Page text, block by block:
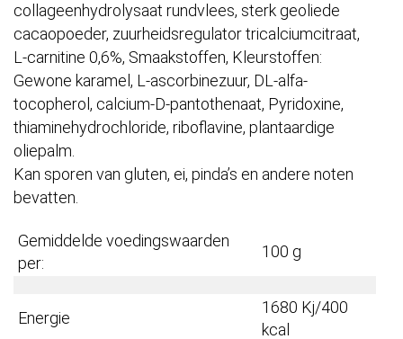
collageenhydrolysaat rundvlees, sterk geoliede
cacaopoeder, zuurheidsregulator tricalciumcitraat,
L-carnitine 0,6%, Smaakstoffen, Kleurstoffen:
Gewone karamel, L-ascorbinezuur, DL-alfa-
tocopherol, calcium-D-pantothenaat, Pyridoxine,
thiaminehydrochloride, riboflavine, plantaardige
oliepalm.
Kan sporen van gluten, ei, pinda’s en andere noten
bevatten.
Gemiddelde voedingswaarden
per:
100 g
Energie
1680 Kj/400
kcal